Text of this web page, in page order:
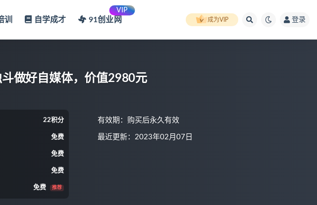
训 自学成才 91创业网
VIP
成为VIP 登录
做好自媒体，价值2980元
22积分
免费
免费
免费
免费 推荐
有效期：购买后永久有效
最近更新：2023年02月07日